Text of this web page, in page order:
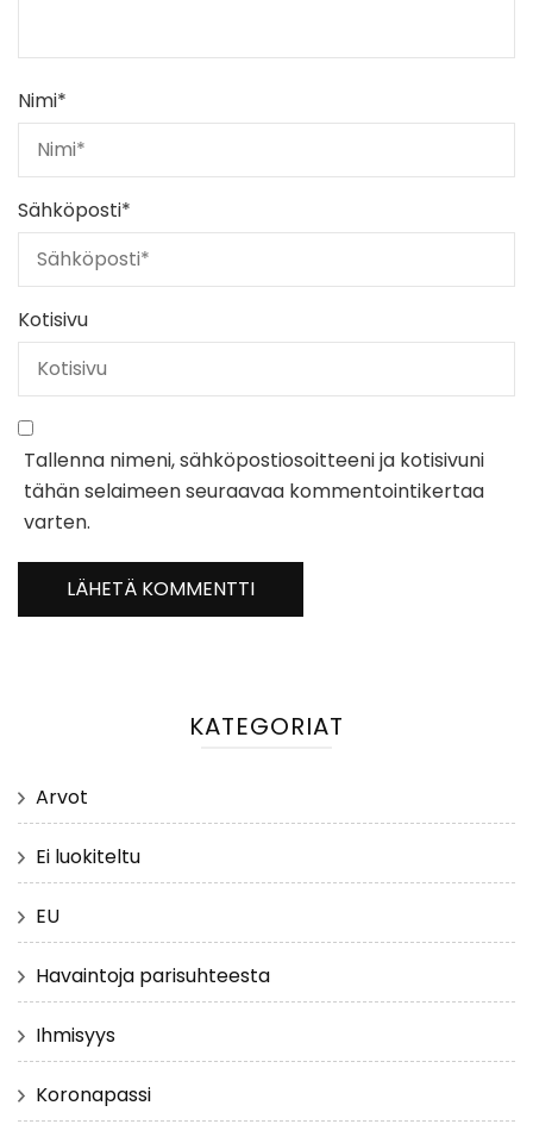
Nimi*
Sähköposti*
Kotisivu
Tallenna nimeni, sähköpostiosoitteeni ja kotisivuni
tähän selaimeen seuraavaa kommentointikertaa
varten.
KATEGORIAT
Arvot
Ei luokiteltu
EU
Havaintoja parisuhteesta
Ihmisyys
Koronapassi